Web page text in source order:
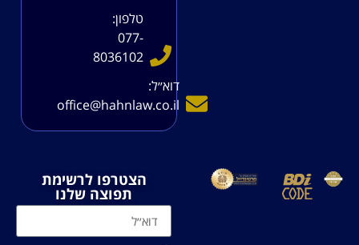
טלפון:
077-
8036102
דוא׳׳ל:
office@hahnlaw.co.il
הצטרפו לרשימת
תפוצה שלנו